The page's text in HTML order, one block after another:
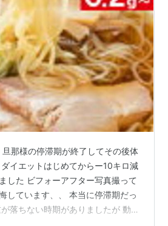
那様の停滞期が終了してその後体
イエットはじめてからー10キロ減
した ビフォーアフター写真撮って
しています、、 本当に停滞期だっ
落ちない時期がありましたが 動き